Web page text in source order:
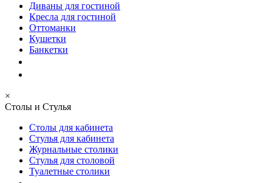
Диваны для гостиной
Кресла для гостиной
Оттоманки
Кушетки
Банкетки
×
Столы и Стулья
Столы для кабинета
Стулья для кабинета
Журнальные столики
Стулья для столовой
Туалетные столики